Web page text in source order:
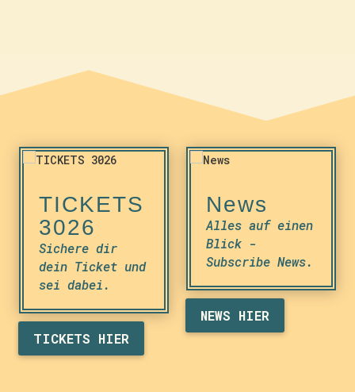
TICKETS
3026
Sichere dir
dein Ticket und
sei dabei.
TICKETS HIER
News
Alles auf einen
Blick -
Subscribe News.
NEWS HIER